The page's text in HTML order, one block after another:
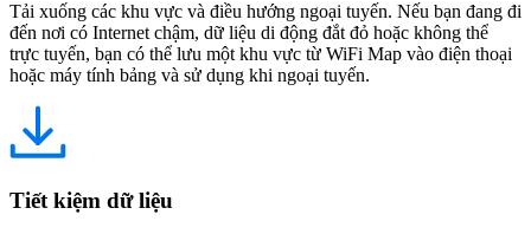
Tải xuống các khu vực và điều hướng ngoại tuyến. Nếu bạn đang đi
đến nơi có Internet chậm, dữ liệu di động đắt đỏ hoặc không thể
trực tuyến, bạn có thể lưu một khu vực từ WiFi Map vào điện thoại
hoặc máy tính bảng và sử dụng khi ngoại tuyến.
Tiết kiệm dữ liệu